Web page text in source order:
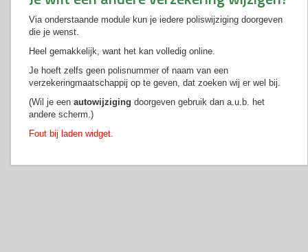
Via onderstaande module kun je iedere poliswijziging doorgeven
die je wenst.
Heel gemakkelijk, want het kan volledig online.
Je hoeft zelfs geen polisnummer of naam van een
verzekeringmaatschappij op te geven, dat zoeken wij er wel bij.
(Wil je een autowijziging doorgeven gebruik dan a.u.b. het
andere scherm.)
Fout bij laden widget.